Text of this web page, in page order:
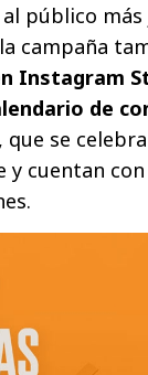
público más
campaña
Instagram
de
, que se
y cuentan